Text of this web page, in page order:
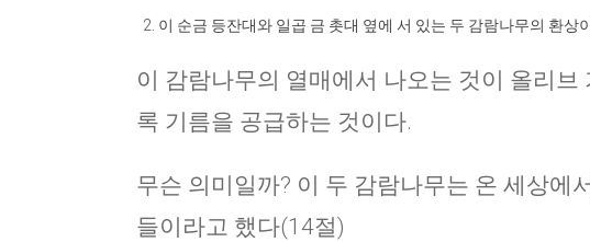
이 순금 등잔대와 일곱 금 촛대 옆에 서 있는 두 감람나무의 환상
이 감람나무의 열매에서 나오는 것이 올리
록 기름을 공급하는 것이다.
무슨 의미일까? 이 두 감람나무는 온 세상에
들이라고 했다(14절)